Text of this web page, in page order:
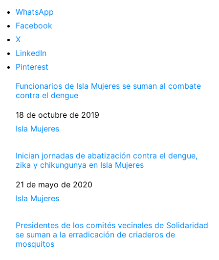
WhatsApp
Facebook
X
LinkedIn
Pinterest
Funcionarios de Isla Mujeres se suman al combate
contra el dengue
Fecha
18 de octubre de 2019
Respecto a
Isla Mujeres
Inician jornadas de abatización contra el dengue,
zika y chikungunya en Isla Mujeres
Fecha
21 de mayo de 2020
Respecto a
Isla Mujeres
Presidentes de los comités vecinales de Solidaridad
se suman a la erradicación de criaderos de
mosquitos